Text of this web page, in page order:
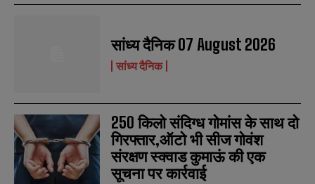
सांध्य दैनिक 07 August 2026
सांध्य दैनिक
250 किलो संदिग्ध गोमांस के साथ दो
गिरफ्तार,ऑटो भी सीज गोवंश
संरक्षण स्क्वाड कुमाऊं की एक
सूचना पर कार्रवाई